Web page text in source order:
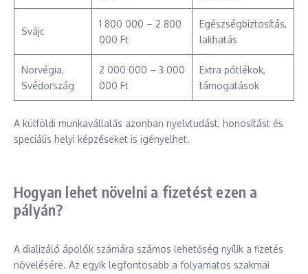
Svájc
1 800 000 – 2 800
000 Ft
Egészségbiztosítás,
lakhatás
Norvégia,
Svédország
2 000 000 – 3 000
000 Ft
Extra pótlékok,
támogatások
A külföldi munkavállalás azonban nyelvtudást, honosítást és
speciális helyi képzéseket is igényelhet.
Hogyan lehet növelni a fizetést ezen a
pályán?
A dializáló ápolók számára számos lehetőség nyílik a fizetés
növelésére. Az egyik legfontosabb a folyamatos szakmai